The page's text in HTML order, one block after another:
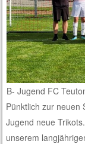
B- Jugend FC
Pünktlich zur neuen
Jugend neue
unserem